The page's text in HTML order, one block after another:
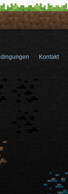
Kontakt